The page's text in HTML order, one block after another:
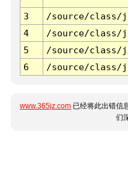
3 /source/class/
4
/source/class/
5
/source/class/
6
/source/class/
www.365jz.com 已经将此出错信
们